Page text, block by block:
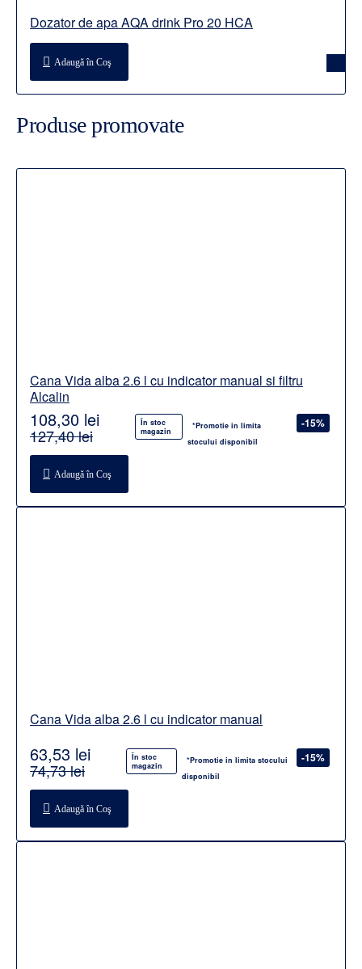
Dozator de apa AQA drink Pro 20 HCA
Adaugă în Coş
Produse promovate
Cana Vida alba 2.6 l cu indicator manual si filtru
Alcalin
În stoc
magazin
*Promotie in limita
stocului disponibil
-15%
108,30 lei
127,40 lei
Adaugă în Coş
Cana Vida alba 2.6 l cu indicator manual
În stoc
magazin
*Promotie in limita stocului
disponibil
-15%
63,53 lei
74,73 lei
Adaugă în Coş